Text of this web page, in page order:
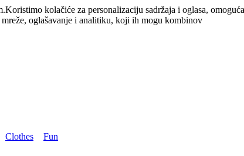
Koristimo kolačiće za personalizaciju sadržaja i oglasa,
oglašavanje i analitiku, koji ih mogu kombinov
Clothes
Fun